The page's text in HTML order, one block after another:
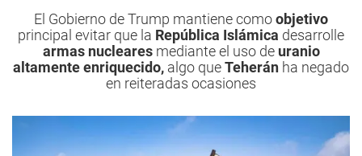
El Gobierno de Trump mantiene comoobjetivo
principal evitar que la República Islámica desarrolle
armas nuclearesmediante el uso deuranio
altamente enriquecido, algo queTeherán ha negado
en reiteradas ocasiones